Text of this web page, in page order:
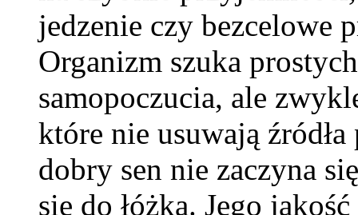
jedzenie czy bezcelowe
Organizm szuka
samopoczucia, ale
które nie usuwają
dobry sen nie zaczyna
się do łóżka. Jego